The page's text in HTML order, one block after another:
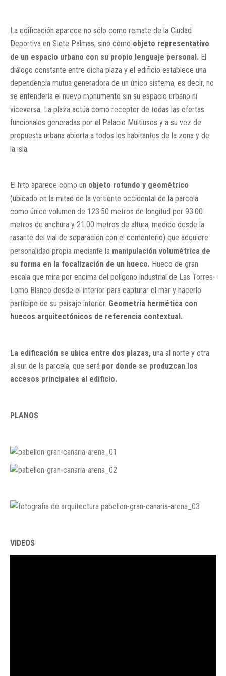
La edificación aparece no sólo como remate de la Ciudad
Deportiva en Siete Palmas, sino como objeto representativo
de un espacio urbano con su propio lenguaje personal. El
diálogo constante entre dicha plaza y el edificio establece una
dependencia mutua generadora de un único sistema, es decir, no
se entendería el nuevo monumento sin su espacio urbano ni
viceversa. La plaza actúa como receptor de todas las ofertas
funcionales generadas por el Palacio Multiusos y a su vez de
propuesta urbana abierta a todos los habitantes de la zona y de
la isla.
El hito aparece como un objeto rotundo y geométrico
(ubicado en la mitad de la vertiente occidental de la parcela
como único volumen de 123.50 metros de longitud por 93.00
metros de anchura y 21.00 metros de altura, medido desde la
rasante del vial de separación con el cementerio) que adquiere
personalidad propia mediante la manipulación volumétrica de
su forma en la focalización de un hueco. Hueco de gran
escala que mira por encima del polígono industrial de Las Torres-
Lomo Blanco desde el interior para capturar el mar y hacerlo
partícipe de su paisaje interior. Geometría hermética con
huecos arquitectónicos de referencia contextual.
La edificación se ubica entre dos plazas, una al norte y otra
al sur de la parcela, que será por donde se produzcan los
accesos principales al edificio.
PLANOS
VIDEOS